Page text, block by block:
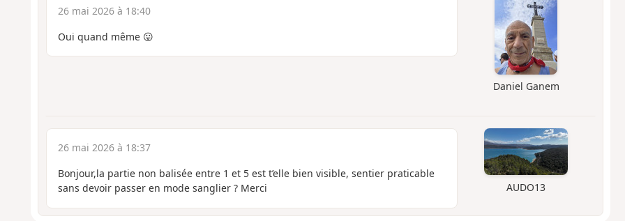
Daniel Ganem
26 mai 2026 à 18:40
Oui quand même 😛
AUDO13
26 mai 2026 à 18:37
Bonjour,la partie non balisée entre 1 et 5 est t’elle bien visible, sentier praticable
sans devoir passer en mode sanglier ? Merci